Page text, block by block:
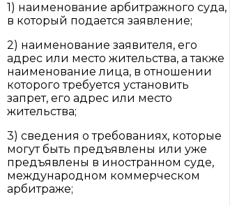
1) наименование арбитражного суда,
в который подается заявление;
2) наименование заявителя, его
адрес или место жительства, а также
наименование лица, в отношении
которого требуется установить
запрет, его адрес или место
жительства;
3) сведения о требованиях, которые
могут быть предъявлены или уже
предъявлены в иностранном суде,
международном коммерческом
арбитраже;